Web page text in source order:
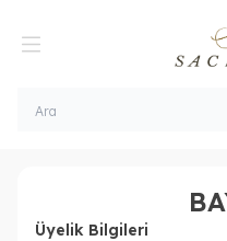
Üyelik Bilgileri